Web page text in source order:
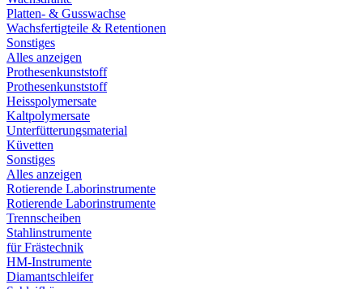
Platten- & Gusswachse
Wachsfertigteile & Retentionen
Sonstiges
Alles anzeigen
Prothesenkunststoff
Prothesenkunststoff
Heisspolymersate
Kaltpolymersate
Unterfütterungsmaterial
Küvetten
Sonstiges
Alles anzeigen
Rotierende Laborinstrumente
Rotierende Laborinstrumente
Trennscheiben
Stahlinstrumente
für Frästechnik
HM-Instrumente
Diamantschleifer